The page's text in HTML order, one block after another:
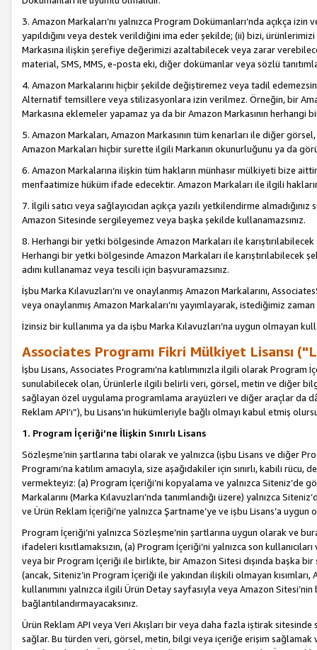
3. Amazon Markaları’nı yalnızca Program Dokümanları’nda açıkça
yapıldığını veya destek verildiğini ima eder şekilde; (ii) bizi,
Markasına ilişkin şerefiye değerimizi azaltabilecek veya zarar
material, SMS, MMS, e-posta eki, diğer dokümanlar veya sözlü
4. Amazon Markalarını hiçbir şekilde değiştiremez veya tadil
Alternatif temsillere veya stilizasyonlara izin verilmez. Örneğin, bir
Markasına eklemeler yapamaz ya da bir Amazon Markasının herhangi
5. Amazon Markaları, Amazon Markasının tüm kenarları ile diğer
Amazon Markaları hiçbir surette ilgili Markanın okunurluğunu ya da
6. Amazon Markalarına ilişkin tüm hakların münhasır mülkiyeti bize
menfaatimize hüküm ifade edecektir. Amazon Markaları ile ilgili
7. İlgili satıcı veya sağlayıcıdan açıkça yazılı yetkilendirme
Amazon Sitesinde sergileyemez veya başka şekilde kullanamazsınız.
8. Herhangi bir yetki bölgesinde Amazon Markaları ile
Herhangi bir yetki bölgesinde Amazon Markaları ile karıştırılabilecek
adını kullanamaz veya tescili için başvuramazsınız.
İşbu Marka Kılavuzları’nı ve onaylanmış Amazon Markalarını,
veya onaylanmış Amazon Markaları’nı yayımlayarak, istediğimiz
İzinsiz bir kullanıma ya da işbu Marka Kılavuzları’na uygun olmayan
Associates Programı Fikri Mülkiyet Lisansı
İşbu Lisans, Associates Programı’na katılımınızla ilgili olarak Program
sunulabilecek olan, Ürünlerle ilgili belirli veri, görsel, metin ve diğer
sağlayan özel uygulama programlama arayüzleri ve diğer araçlar da
Reklam API’ı”), bu Lisans’ın hükümleriyle bağlı olmayı kabul etmiş
1. Program İçeriği’ne İlişkin Sınırlı Lisans
Sözleşme’nin şartlarına tabi olarak ve yalnızca (işbu Lisans ve diğer
Programı’na katılım amacıyla, size aşağıdakiler için sınırlı, kabili
vermekteyiz: (a) Program İçeriği’ni kopyalama ve yalnızca Siteniz’de
Markalarını (Marka Kılavuzları’nda tanımlandığı üzere) yalnızca
ve Ürün Reklam İçeriği’ne yalnızca Şartname’ye ve işbu Lisans’a
Program İçeriği’ni yalnızca Sözleşme’nin şartlarına uygun olarak ve
ifadeleri kısıtlamaksızın, (a) Program İçeriği’ni yalnızca son
veya bir Program İçeriği ile birlikte, bir Amazon Sitesi dışında başka
(ancak, Siteniz’in Program İçeriği ile yakından ilişkili olmayan
kullanımını yalnızca ilgili Ürün Detay sayfasıyla veya Amazon
bağlantılandırmayacaksınız.
Ürün Reklam API veya Veri Akışları bir veya daha fazla iştirak
sağlar. Bu türden veri, görsel, metin, bilgi veya içeriğe erişim sağlamak